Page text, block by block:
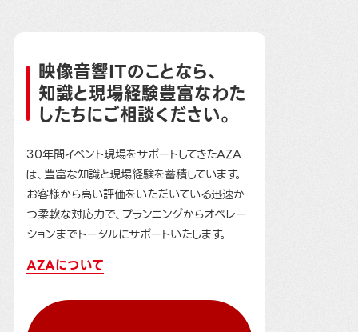
映像音響ITのことなら、
知識と現場経験豊富なわた
したちにご相談ください。
30年間イベント現場をサポートしてきたAZA
は、豊富な知識と現場経験を蓄積しています。
お客様から高い評価をいただいている迅速か
つ柔軟な対応力で、プランニングからオペレー
ションまでトータルにサポートいたします。
AZAについて